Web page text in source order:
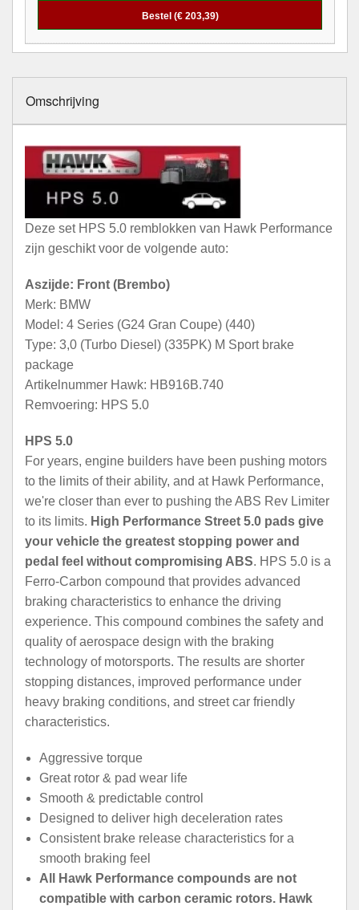
Bestel (€ 203,39)
Omschrijving
Deze set HPS 5.0 remblokken van Hawk Performance
zijn geschikt voor de volgende auto:
Aszijde: Front (Brembo)
Merk: BMW
Model: 4 Series (G24 Gran Coupe) (440)
Type: 3,0 (Turbo Diesel) (335PK) M Sport brake
package
Artikelnummer Hawk: HB916B.740
Remvoering: HPS 5.0
HPS 5.0
For years, engine builders have been pushing motors
to the limits of their ability, and at Hawk Performance,
we're closer than ever to pushing the ABS Rev Limiter
to its limits. High Performance Street 5.0 pads give
your vehicle the greatest stopping power and
pedal feel without compromising ABS. HPS 5.0 is a
Ferro-Carbon compound that provides advanced
braking characteristics to enhance the driving
experience. This compound combines the safety and
quality of aerospace design with the braking
technology of motorsports. The results are shorter
stopping distances, improved performance under
heavy braking conditions, and street car friendly
characteristics.
Aggressive torque
Great rotor & pad wear life
Smooth & predictable control
Designed to deliver high deceleration rates
Consistent brake release characteristics for a
smooth braking feel
All Hawk Performance compounds are not
compatible with carbon ceramic rotors. Hawk